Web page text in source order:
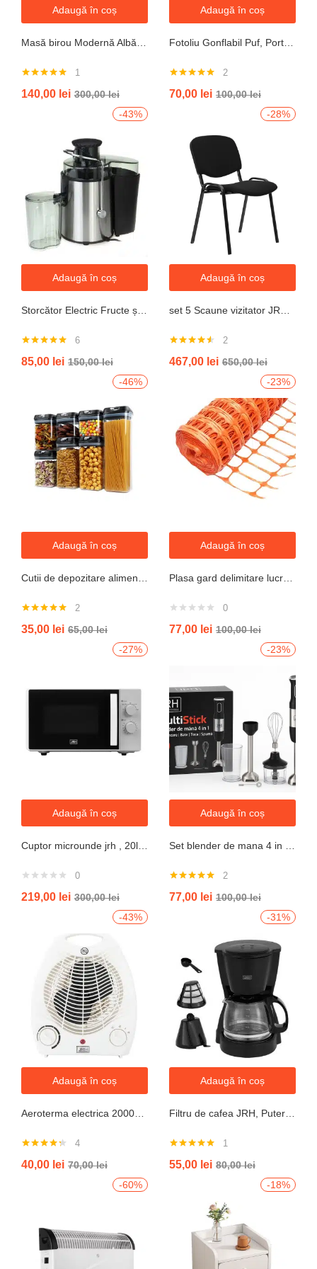
Adaugă în coș
5.00din 5
1
140,00 lei 300,00lei
Adaugă în coș
5.00din 5
2
70,00 lei 100,00lei
-43%
Adaugă în coș
5.00din 5
6
85,00 lei 150,00lei
-28%
Adaugă în coș
4.50din 5
2
467,00 lei 650,00lei
-46%
Adaugă în coș
5.00din 5
2
35,00 lei 65,00lei
-23%
Adaugă în coș
0
77,00 lei 100,00lei
-27%
Adaugă în coș
0
219,00 lei 300,00lei
-23%
Adaugă în coș
5.00din 5
2
77,00 lei 100,00lei
-43%
Adaugă în coș
4.25din 5
4
40,00 lei 70,00lei
-31%
Adaugă în coș
5.00din 5
1
55,00 lei 80,00lei
-60%
-18%